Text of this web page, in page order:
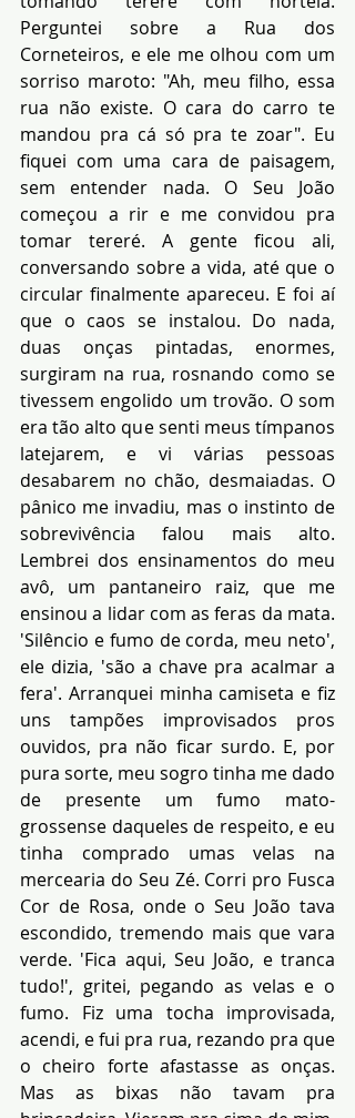
Perguntei sobre a Rua dos
Corneteiros, e ele me olhou com um
sorriso maroto: "Ah, meu filho, essa
rua não existe. O cara do carro te
mandou pra cá só pra te zoar". Eu
fiquei com uma cara de paisagem,
sem entender nada. O Seu João
começou a rir e me convidou pra
tomar tereré. A gente ficou ali,
conversando sobre a vida, até que o
circular finalmente apareceu. E foi aí
que o caos se instalou. Do nada,
duas onças pintadas, enormes,
surgiram na rua, rosnando como se
tivessem engolido um trovão. O som
era tão alto que senti meus tímpanos
latejarem, e vi várias pessoas
desabarem no chão, desmaiadas. O
pânico me invadiu, mas o instinto de
sobrevivência falou mais alto.
Lembrei dos ensinamentos do meu
avô, um pantaneiro raiz, que me
ensinou a lidar com as feras da mata.
'Silêncio e fumo de corda, meu neto',
ele dizia, 'são a chave pra acalmar a
fera'. Arranquei minha camiseta e fiz
uns tampões improvisados pros
ouvidos, pra não ficar surdo. E, por
pura sorte, meu sogro tinha me dado
de presente um fumo mato-
grossense daqueles de respeito, e eu
tinha comprado umas velas na
mercearia do Seu Zé. Corri pro Fusca
Cor de Rosa, onde o Seu João tava
escondido, tremendo mais que vara
verde. 'Fica aqui, Seu João, e tranca
tudo!', gritei, pegando as velas e o
fumo. Fiz uma tocha improvisada,
acendi, e fui pra rua, rezando pra que
o cheiro forte afastasse as onças.
Mas as bixas não tavam pra